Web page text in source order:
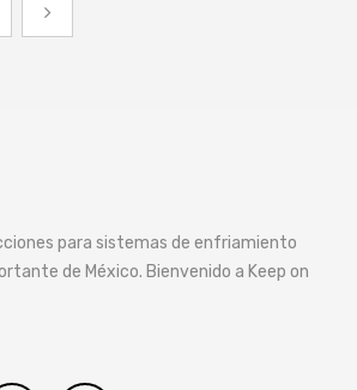
para sistemas de enfriamiento
de México. Bienvenido a Keep on